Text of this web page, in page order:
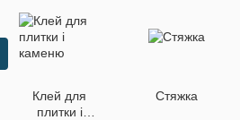
Клей для
плитки і
Стяжка